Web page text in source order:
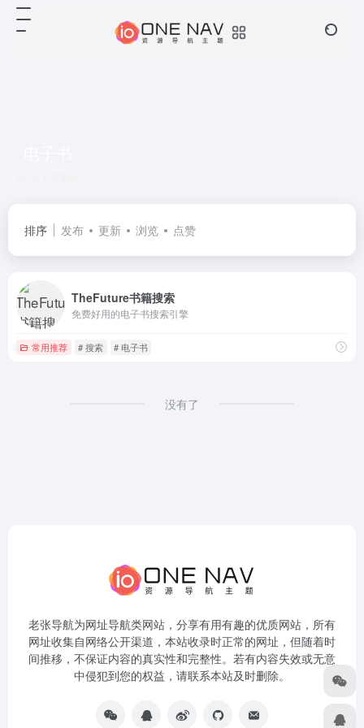
排序 发布 更新 浏览 点赞
TheFuture书籍搜索
免费好用的电子书搜索引擎
常用推荐 # 搜索 # 电子书
没有了
老张导航为网址导航类网站，分享有用有趣的优质网站，所有
网址收集自网络公开渠道，本站收录时正常的网址，但随着时
间推移，不保证内容的真实性和完整性。若有内容失效或无意
中侵犯到您的权益，请联系本站及时删除。